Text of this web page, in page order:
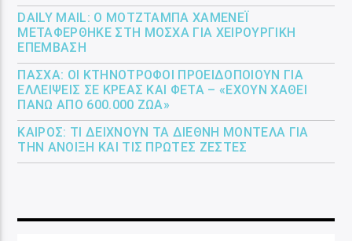
DAILY MAIL: Ο ΜΟΤΖΤΆΜΠΑ ΧΑΜΕΝΕΪ́
ΜΕΤΑΦΈΡΘΗΚΕ ΣΤΗ ΜΌΣΧΑ ΓΙΑ ΧΕΙΡΟΥΡΓΙΚΉ
ΕΠΈΜΒΑΣΗ
ΠΆΣΧΑ: ΟΙ ΚΤΗΝΟΤΡΌΦΟΙ ΠΡΟΕΙΔΟΠΟΙΟΎΝ ΓΙΑ
ΕΛΛΕΊΨΕΙΣ ΣΕ ΚΡΈΑΣ ΚΑΙ ΦΈΤΑ – «ΈΧΟΥΝ ΧΑΘΕΊ
ΠΆΝΩ ΑΠΌ 600.000 ΖΏΑ»
ΚΑΙΡΌΣ: ΤΙ ΔΕΊΧΝΟΥΝ ΤΑ ΔΙΕΘΝΉ ΜΟΝΤΈΛΑ ΓΙΑ
ΤΗΝ ΆΝΟΙΞΗ ΚΑΙ ΤΙΣ ΠΡΏΤΕΣ ΖΈΣΤΕΣ